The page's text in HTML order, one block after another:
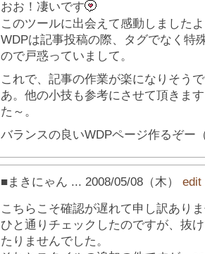
おお！凄いです
このツールに出会えて感動しました
WDPは記事投稿の際、タグでなく特
ので戸惑っていまして。
これで、記事の作業が楽になりそう
あ。他の小技も参考にさせて頂きま
た～。
バランスの良いWDPページ作るぞー
■まきにゃん ... 2008/05/08（木） edit
こちらこそ確認が遅れて申し訳あり
ひと通りチェックしたのですが、抜
たりませんでした。